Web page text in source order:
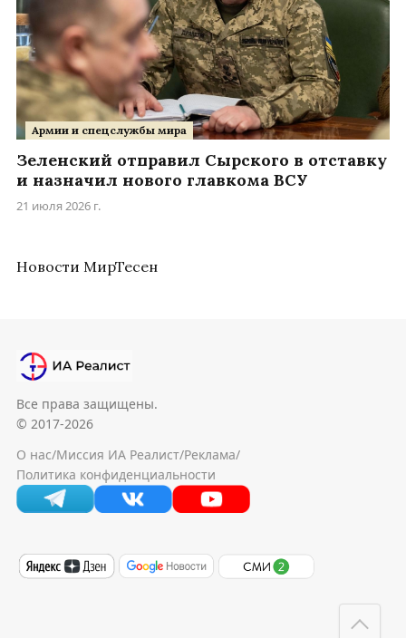
Армии и спецслужбы мира
Зеленский отправил Сырского в отставку
и назначил нового главкома ВСУ
21 июля 2026 г.
Новости МирТесен
Все права защищены.
© 2017-2026
О нас/Миссия ИА Реалист/Реклама/
Политика конфиденциальности